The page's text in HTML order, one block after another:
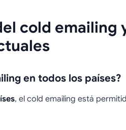
cold emailing
en todos los países?
, el cold emailing está